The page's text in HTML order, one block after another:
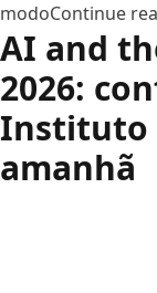
modoContinue
AI and
2026:
Instituto
amanhã